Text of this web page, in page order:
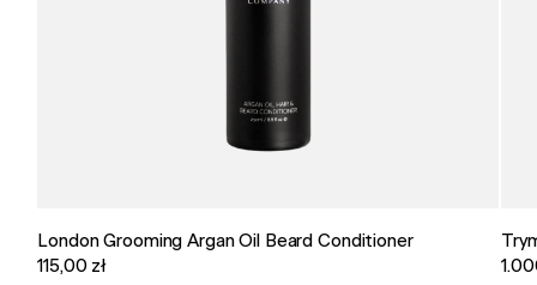
London Grooming Argan Oil Beard Conditioner
115,00 zł